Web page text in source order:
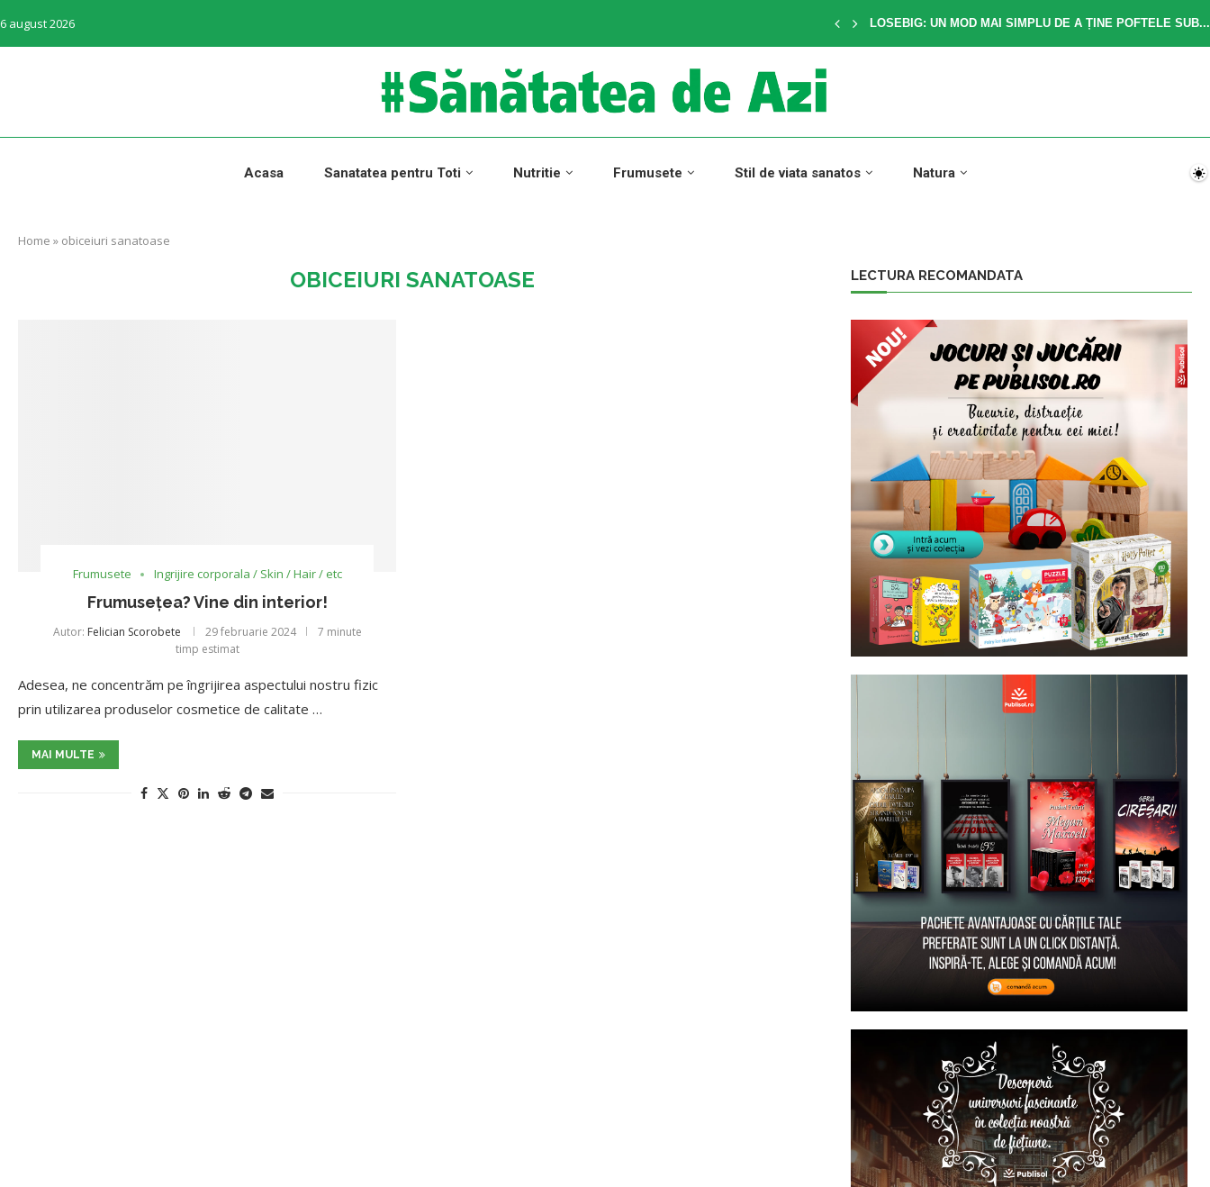
6 august 2026 LOSEBIG: UN MOD MAI SIMPLU DE A ȚINE POFTELE SUB...
Acasa Sanatatea pentru Toti Nutritie Frumusete Stil de viata sanatos Natura
Home » obiceiuri sanatoase
OBICEIURI SANATOASE
Frumusete Ingrijire corporala / Skin / Hair / etc
Frumusețea? Vine din interior!
Autor: Felician Scorobete 29 februarie 2024
7 minute
timp estimat
Adesea, ne concentrăm pe îngrijirea aspectului nostru fizic
prin utilizarea produselor cosmetice de calitate …
MAI MULTE
LECTURA RECOMANDATA